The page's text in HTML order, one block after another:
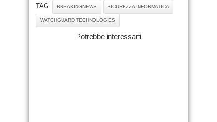
TAG: BREAKINGNEWS SICUREZZA INFORMATICA
WATCHGUARD TECHNOLOGIES
Potrebbe interessarti